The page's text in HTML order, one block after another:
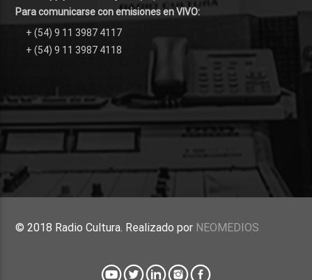
Para comunicarse con emisiones en VIVO:
+ (54) 9 11 3987 4117
+ (54) 9 11 3987 4118
© 2018 Radio Cultura. Realizado por NEOMEDIOS